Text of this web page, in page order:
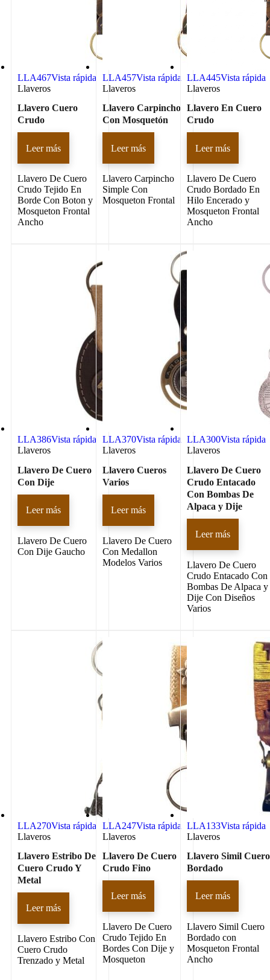
LLA467Vista rápida
Llaveros
Llavero Cuero
Crudo
Leer más
Llavero De Cuero
Crudo Tejido En
Borde Con Boton y
Mosqueton Frontal
Ancho
LLA457Vista rápida
Llaveros
Llavero Carpincho
Con Mosquetón
Leer más
Llavero Carpincho
Simple Con
Mosqueton Frontal
LLA445Vista rápida
Llaveros
Llavero En Cuero
Crudo
Leer más
Llavero De Cuero
Crudo Bordado En
Hilo Encerado y
Mosqueton Frontal
Ancho
LLA386Vista rápida
Llaveros
Llavero De Cuero
Con Dije
Leer más
Llavero De Cuero
Con Dije Gaucho
LLA370Vista rápida
Llaveros
Llavero Cueros
Varios
Leer más
Llavero De Cuero
Con Medallon
Modelos Varios
LLA300Vista rápida
Llaveros
Llavero De Cuero
Crudo Entacado
Con Bombas De
Alpaca y Dije
Leer más
Llavero De Cuero
Crudo Entacado Con
Bombas De Alpaca y
Dije Con Diseños
Varios
LLA270Vista rápida
Llaveros
Llavero Estribo De
Cuero Crudo Y
Metal
Leer más
Llavero Estribo Con
Cuero Crudo
Trenzado y Metal
LLA247Vista rápida
Llaveros
Llavero De Cuero
Crudo Fino
Leer más
Llavero De Cuero
Crudo Tejido En
Bordes Con Dije y
Mosqueton
LLA133Vista rápida
Llaveros
Llavero Simil Cuero
Bordado
Leer más
Llavero Simil Cuero
Bordado con
Mosqueton Frontal
Ancho